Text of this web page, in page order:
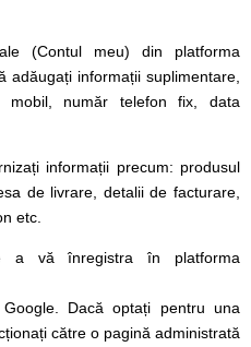
(Contul meu) din platforma
adăugați informații suplimentare,
mobil, număr telefon fix, data
informații precum: produsul
de livrare, detalii de facturare,
etc.
a vă înregistra în platforma
Dacă optați pentru una
către o pagină administrată